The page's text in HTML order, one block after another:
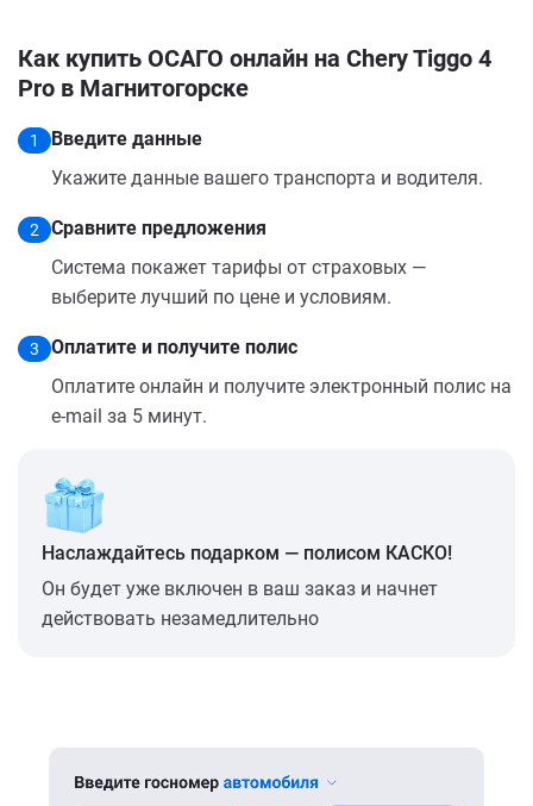
Как купить ОСАГО онлайн на Chery Tiggo 4
Pro в Магнитогорске
1
Введите данные
Укажите данные вашего транспорта и водителя.
2
Сравните предложения
Система покажет тарифы от страховых —
выберите лучший по цене и условиям.
3
Оплатите и получите полис
Оплатите онлайн и получите электронный полис на
e-mail за 5 минут.
Наслаждайтесь подарком — полисом КАСКО!
Он будет уже включен в ваш заказ и начнет
действовать незамедлительно